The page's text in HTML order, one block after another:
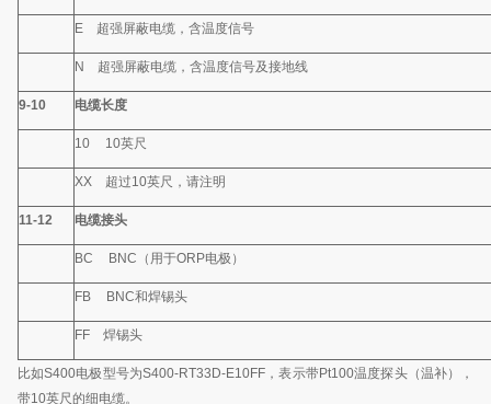
E超强屏蔽电缆，含温度信号
N 超强屏蔽电缆，含温度信号及接地线
9-10 电缆长度
10 10英尺
XX超过10英尺，请注明
11-12 电缆接头
BC BNC （用于ORP电极）
FB BNC和焊锡头
FF焊锡头
比如S400电极型号为S400-RT33D-E10FF ，表示带Pt100温度探头（温补），
带10英尺的细电缆。